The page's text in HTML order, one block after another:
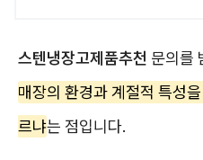
스텐냉장고제품추천 문의를
매장의 환경과 계절적 특성
르냐는 점입니다.